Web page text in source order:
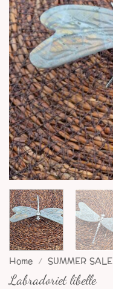
Home / SUMMER SALE
Labradoriet libelle